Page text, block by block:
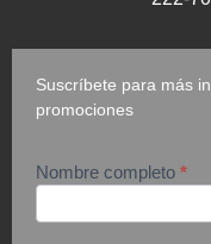
Suscríbete para más
promociones
suscripción
Nombre completo *